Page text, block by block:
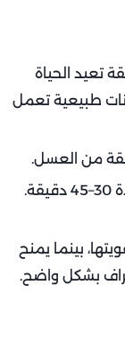
تعيد الحياة
طبيعية تعمل
من العسل.
بينما يمنح
بشكل واضح.